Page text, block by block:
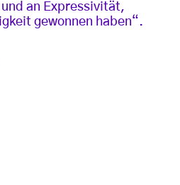
an Expressivität,
gewonnen haben“.